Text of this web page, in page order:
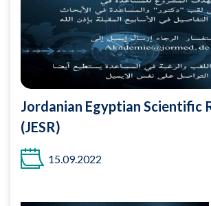
Jordanian Egyptian Scientific
(JESR)
15.09.2022